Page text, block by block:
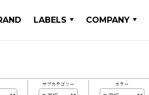
LABELS COMPANY
サブカテゴリー カラー